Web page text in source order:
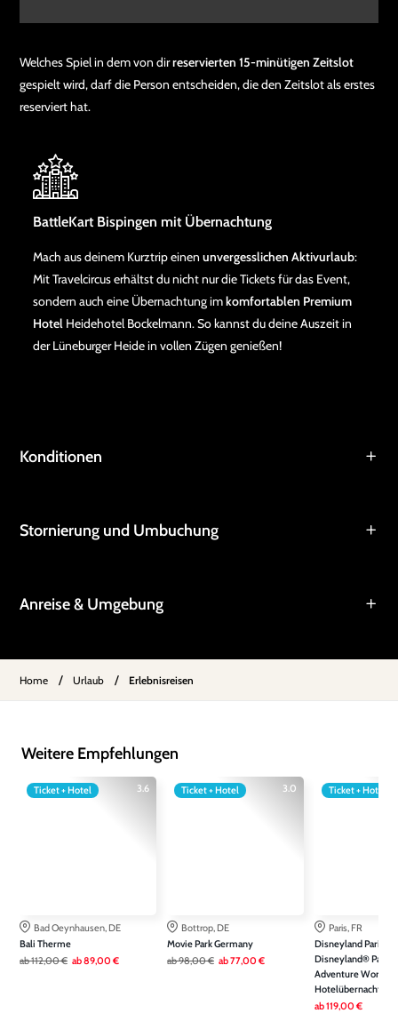
Welches Spiel in dem von dirreservierten 15-minütigen Zeitslot
gespielt wird, darf die Person entscheiden, die den Zeitslot als erstes
reserviert hat.
BattleKart Bispingen mit Übernachtung
Mach aus deinem Kurztrip einen unvergesslichen Aktivurlaub:
Mit Travelcircus erhältst du nicht nur die Tickets für das Event,
sondern auch eine Übernachtung imkomfortablen Premium
Hotel Heidehotel Bockelmann. So kannst du deine Auszeit in
der Lüneburger Heide in vollen Zügen genießen!
Konditionen
Stornierung und Umbuchung
Anreise & Umgebung
Home / Urlaub / Erlebnisreisen
Weitere Empfehlungen
3.6
Ticket + Hotel
Bad Oeynhausen, DE
Bali Therme
ab112,00 € ab89,00 €
3.0
Ticket + Hotel
Bottrop, DE
Movie Park Germany
ab98,00 € ab77,00 €
Ticket + Hotel
Paris, FR
Disneyland Paris:
Disneyland® Park
Adventure World
Hotelübernachtung
ab119,00 €